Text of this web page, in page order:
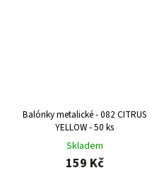
Balónky metalické - 082 CITRUS
YELLOW - 50 ks
Skladem
159 Kč